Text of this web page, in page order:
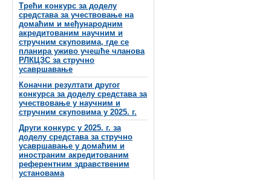
Трећи конкурс за доделу
средстава за учествовање на
домаћим и међународним
акредитованим научним и
стручним скуповима, где се
планира уживо учешће чланова
РЛКЦЗС за стручно
усавршавање
Коначни резултати другог
конкурса за доделу средстава за
учествовање у научним и
стручним скуповима у 2025. г.
Други конкурс у 2025. г. за
доделу средстава за стручно
усавршавање у домаћим и
иностраним акредитованим
референтним здравственим
установама